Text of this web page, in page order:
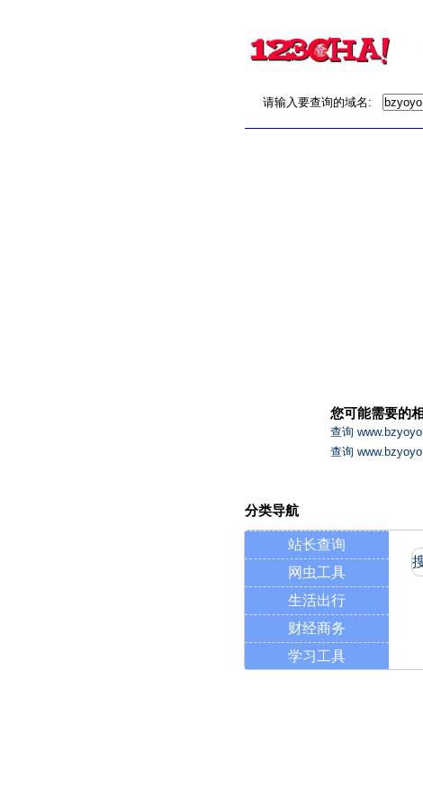
请输入要查询的域名:
您可能需要的
查询
查询
分类导航
站长查询
网虫工具
生活出行
财经商务
学习工具